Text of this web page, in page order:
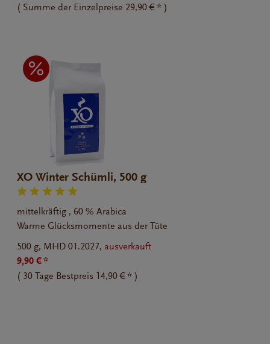
( Summe der Einzelpreise 29,90 € * )
XO Winter Schümli, 500 g
mittelkräftig , 60 % Arabica
Warme Glücksmomente aus der Tüte
500 g, MHD 01.2027, ausverkauft
9,90 € *
( 30 Tage Bestpreis 14,90 € * )